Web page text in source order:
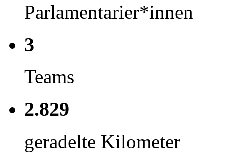
Parlamentarier*innen
3
Teams
2.829
geradelte Kilometer